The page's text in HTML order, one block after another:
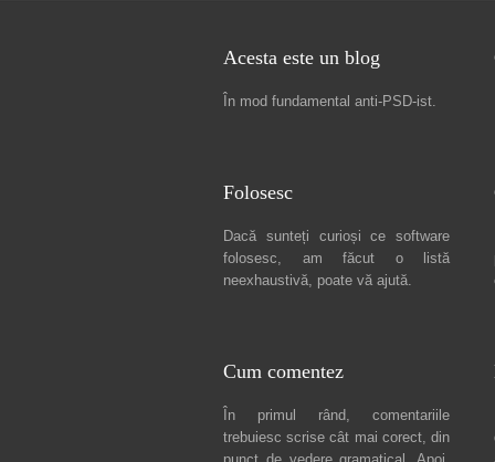
Acesta este un blog
În mod fundamental anti-PSD-ist.
Folosesc
Dacă sunteți curioși ce software
folosesc, am făcut o listă
neexhaustivă, poate vă ajută.
Cum comentez
În primul rând, comentariile
trebuiesc scrise cât mai corect, din